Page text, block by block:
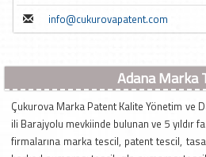
info@cukurovapatent.com
Adana Marka
Çukurova Marka Patent Kalite Yönetim ve
ili Barajyolu mevkiinde bulunan ve 5 yıldır
firmalarına marka tescil, patent tescil,